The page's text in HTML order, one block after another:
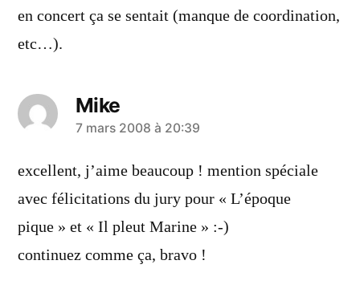
en concert ça se sentait (manque de coordination,
etc…).
Mike
a
dit :
7 mars 2008 à 20:39
excellent, j’aime beaucoup ! mention spéciale
avec félicitations du jury pour « L’époque
pique » et « Il pleut Marine » :-)
continuez comme ça, bravo !